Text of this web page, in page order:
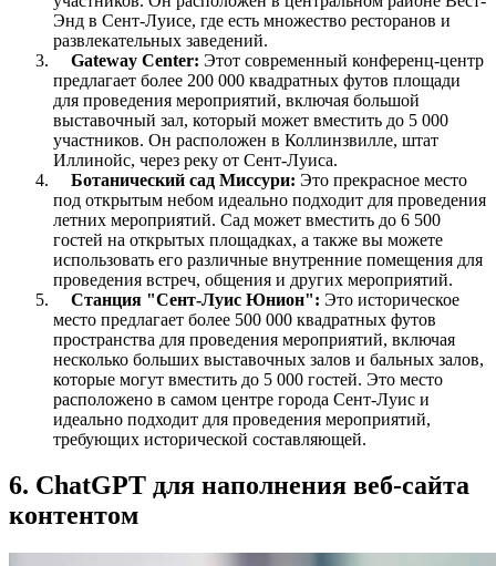
Энд в Сент-Луисе, где есть множество ресторанов и
развлекательных заведений.
Gateway Center: Этот современный конференц-центр
предлагает более 200 000 квадратных футов площади
для проведения мероприятий, включая большой
выставочный зал, который может вместить до 5 000
участников. Он расположен в Коллинзвилле, штат
Иллинойс, через реку от Сент-Луиса.
Ботанический сад Миссури: Это прекрасное место
под открытым небом идеально подходит для проведения
летних мероприятий. Сад может вместить до 6 500
гостей на открытых площадках, а также вы можете
использовать его различные внутренние помещения для
проведения встреч, общения и других мероприятий.
Станция "Сент-Луис Юнион": Это историческое
место предлагает более 500 000 квадратных футов
пространства для проведения мероприятий, включая
несколько больших выставочных залов и бальных залов,
которые могут вместить до 5 000 гостей. Это место
расположено в самом центре города Сент-Луис и
идеально подходит для проведения мероприятий,
требующих исторической составляющей.
6. ChatGPT для наполнения веб-сайта
контентом